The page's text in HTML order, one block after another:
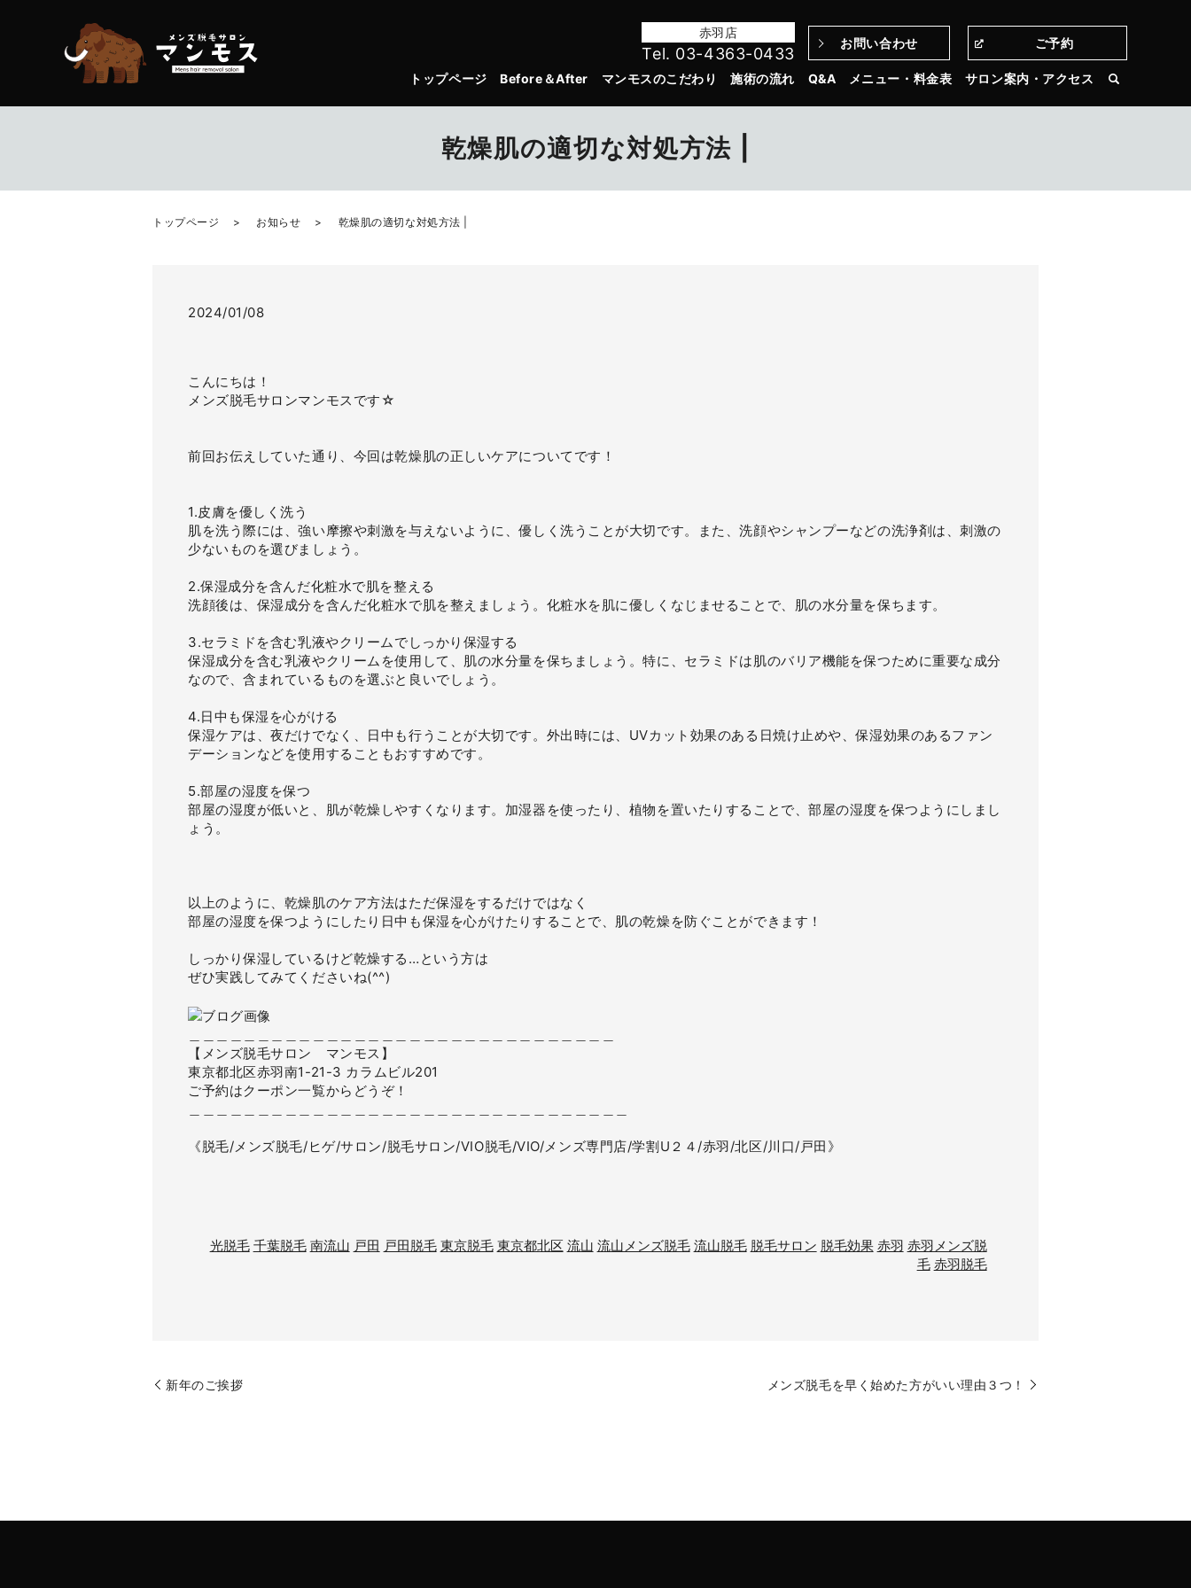
トップページ Before＆After マンモスのこだわり 施術の流れ Q&A メニュー・料金表 サロン案内・アクセス
赤羽店
Tel. 03-4363-0433
お問い合わせ ご予約
乾燥肌の適切な対処方法 |
トップページ お知らせ 乾燥肌の適切な対処方法 |
2024/01/08
こんにちは！
メンズ脱毛サロンマンモスです☆
前回お伝えしていた通り、今回は乾燥肌の正しいケアについてです！
1.皮膚を優しく洗う
肌を洗う際には、強い摩擦や刺激を与えないように、優しく洗うことが大切です。また、洗顔やシャンプーなどの洗浄剤は、刺激の
少ないものを選びましょう。
2.保湿成分を含んだ化粧水で肌を整える
洗顔後は、保湿成分を含んだ化粧水で肌を整えましょう。化粧水を肌に優しくなじませることで、肌の水分量を保ちます。
3.セラミドを含む乳液やクリームでしっかり保湿する
保湿成分を含む乳液やクリームを使用して、肌の水分量を保ちましょう。特に、セラミドは肌のバリア機能を保つために重要な成分
なので、含まれているものを選ぶと良いでしょう。
4.日中も保湿を心がける
保湿ケアは、夜だけでなく、日中も行うことが大切です。外出時には、UVカット効果のある日焼け止めや、保湿効果のあるファン
デーションなどを使用することもおすすめです。
5.部屋の湿度を保つ
部屋の湿度が低いと、肌が乾燥しやすくなります。加湿器を使ったり、植物を置いたりすることで、部屋の湿度を保つようにしまし
ょう。
以上のように、乾燥肌のケア方法はただ保湿をするだけではなく
部屋の湿度を保つようにしたり日中も保湿を心がけたりすることで、肌の乾燥を防ぐことができます！
しっかり保湿しているけど乾燥する…という方は
ぜひ実践してみてくださいね(^^)
【メンズ脱毛サロン マンモス】
東京都北区赤羽南1-21-3 カラムビル201
ご予約はクーポン一覧からどうぞ！
《脱毛/メンズ脱毛/ヒゲ/サロン/脱毛サロン/VIO脱毛/VIO/メンズ専門店/学割U２４/赤羽/北区/川口/戸田》
光脱毛 千葉脱毛 南流山 戸田 戸田脱毛 東京脱毛 東京都北区 流山 流山メンズ脱毛 流山脱毛 脱毛サロン 脱毛効果 赤羽 赤羽メンズ脱
毛 赤羽脱毛
新年のご挨拶 メンズ脱毛を早く始めた方がいい理由３つ！